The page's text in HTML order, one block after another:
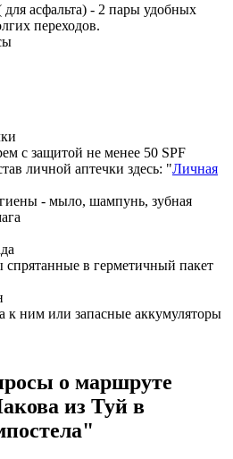
для асфальта) - 2 пары удобных
переходов.
с защитой не менее 50 SPF
личной аптечки здесь: "Личная
- мыло, шампунь, зубная
в герметичный пакет
к ним или запасные аккумуляторы
о маршруте
из Туй в